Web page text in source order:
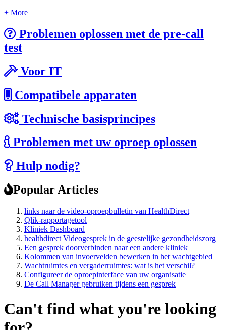
+ More
Problemen oplossen met de pre-call
test
Voor IT
Compatibele apparaten
Technische basisprincipes
Problemen met uw oproep oplossen
Hulp nodig?
Popular Articles
links naar de video-oproepbulletin van HealthDirect
Qlik-rapportagetool
Kliniek Dashboard
healthdirect Videogesprek in de geestelijke gezondheidszorg
Een gesprek doorverbinden naar een andere kliniek
Kolommen van invoervelden bewerken in het wachtgebied
Wachtruimtes en vergaderruimtes: wat is het verschil?
Configureer de oproepinterface van uw organisatie
De Call Manager gebruiken tijdens een gesprek
Can't find what you're looking